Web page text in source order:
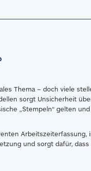
Thema – doch viele
sorgt Unsicherheit
„Stempeln“ gelten
und sorgt dafür,